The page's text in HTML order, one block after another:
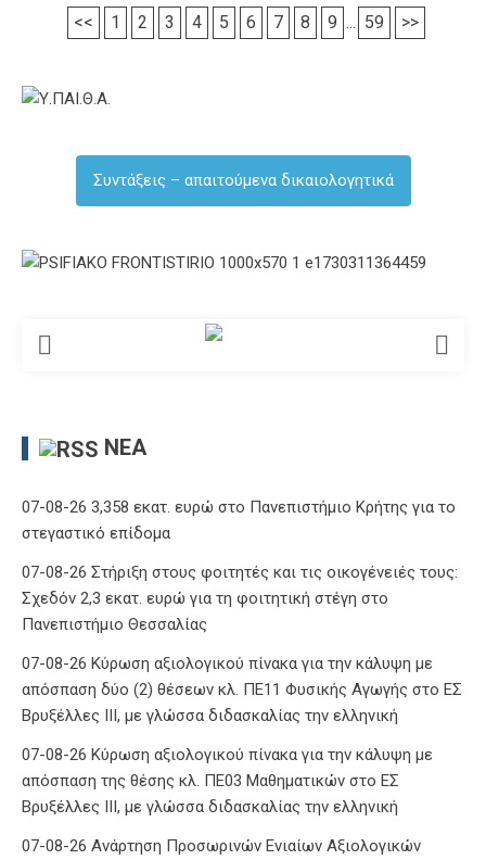
<<
1 2 3 4 5 6 7 8 9 ... 59 >>
Συντάξεις – απαιτούμενα δικαιολογητικά
ΝΈΑ
07-08-26 3,358 εκατ. ευρώ στο Πανεπιστήμιο Κρήτης για το
στεγαστικό επίδομα
07-08-26 Στήριξη στους φοιτητές και τις οικογένειές τους:
Σχεδόν 2,3 εκατ. ευρώ για τη φοιτητική στέγη στο
Πανεπιστήμιο Θεσσαλίας
07-08-26 Κύρωση αξιολογικού πίνακα για την κάλυψη με
απόσπαση δύο (2) θέσεων κλ. ΠΕ11 Φυσικής Αγωγής στο ΕΣ
Βρυξέλλες ΙΙΙ, με γλώσσα διδασκαλίας την ελληνική
07-08-26 Κύρωση αξιολογικού πίνακα για την κάλυψη με
απόσπαση της θέσης κλ. ΠΕ03 Μαθηματικών στο ΕΣ
Βρυξέλλες ΙΙΙ, με γλώσσα διδασκαλίας την ελληνική
07-08-26 Ανάρτηση Προσωρινών Ενιαίων Αξιολογικών